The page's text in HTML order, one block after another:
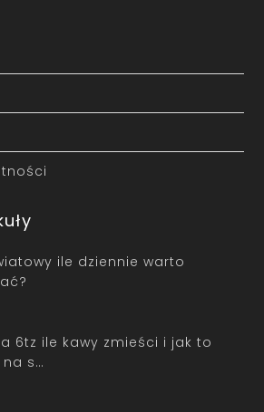
ile dziennie warto
6tz ile kawy zmieści i jak to
na s…